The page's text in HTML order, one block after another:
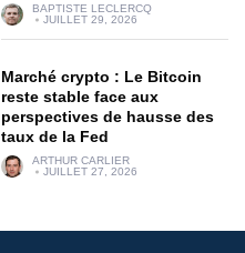
BAPTISTE LECLERCQ
JUILLET 29, 2026
Marché crypto : Le Bitcoin
reste stable face aux
perspectives de hausse des
taux de la Fed
ARTHUR CARLIER
JUILLET 27, 2026